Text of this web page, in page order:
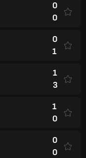
0
0
0
1
1
3
1
0
0
0